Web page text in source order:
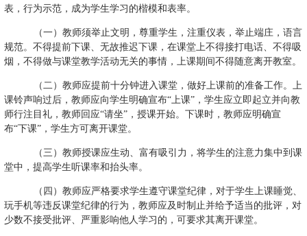
表，行为示范，成为学生学习的楷模和表率。
（一）教师须举止文明，尊重学生，注重仪表，举止端庄，语言
规范。 不得提前下课、无故推迟下课，在课堂上不得接打电话、不得吸
烟，不得做与课堂教学活动无关的事情，上课期间不得随意离开教室。
（二）教师应提前十分钟进入课堂，做好上课前的准备工作。上
课铃声响过后，教师应向学生明确宣布“上课”，学生应立即起立并向教
师行注目礼，教师回应“请坐”，授课开始。下课时，教师应明确宣
布“下课”，学生方可离开课堂。
（三）教师授课应生动、富有吸引力，将学生的注意力集中到课
堂中，提高学生听课率和抬头率。
（四）教师应严格要求学生遵守课堂纪律，对于学生上课睡觉、
玩手机等违反课堂纪律的行为，教师应及时制止并给予适当的批评，对
少数不接受批评、严重影响他人学习的，可要求其离开课堂。